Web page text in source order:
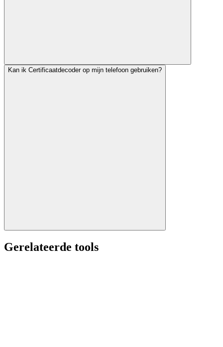
Kan ik Certificaatdecoder op mijn telefoon gebruiken?
Gerelateerde tools